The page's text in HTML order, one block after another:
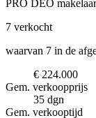
PRO DEO makelaar
7 verkocht
waarvan 7 in de
€ 224.000
Gem. verkoopprijs
35 dgn
Gem. verkooptijd